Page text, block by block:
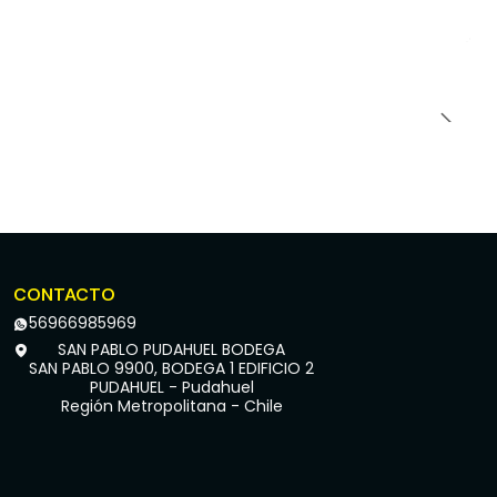
CONTACTO
56966985969
SAN PABLO PUDAHUEL BODEGA
SAN PABLO 9900, BODEGA 1 EDIFICIO 2
PUDAHUEL - Pudahuel
Región Metropolitana - Chile